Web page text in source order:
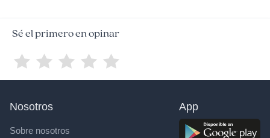
Sé el primero en opinar
Nosotros
Sobre nosotros
App